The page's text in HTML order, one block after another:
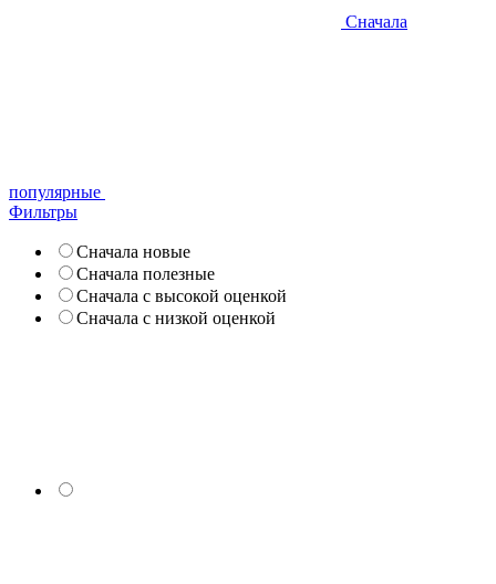
Сначала
популярные
Фильтры
Сначала новые
Сначала полезные
Сначала с высокой оценкой
Сначала с низкой оценкой